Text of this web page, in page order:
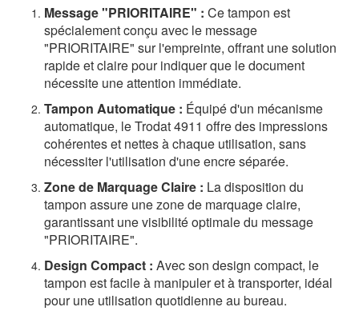
Message "PRIORITAIRE" : Ce tampon est
spécialement conçu avec le message
"PRIORITAIRE" sur l'empreinte, offrant une solution
rapide et claire pour indiquer que le document
nécessite une attention immédiate.
Tampon Automatique : Équipé d'un mécanisme
automatique, le Trodat 4911 offre des impressions
cohérentes et nettes à chaque utilisation, sans
nécessiter l'utilisation d'une encre séparée.
Zone de Marquage Claire : La disposition du
tampon assure une zone de marquage claire,
garantissant une visibilité optimale du message
"PRIORITAIRE".
Design Compact : Avec son design compact, le
tampon est facile à manipuler et à transporter, idéal
pour une utilisation quotidienne au bureau.